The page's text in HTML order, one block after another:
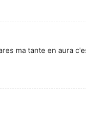
ma tante en aura